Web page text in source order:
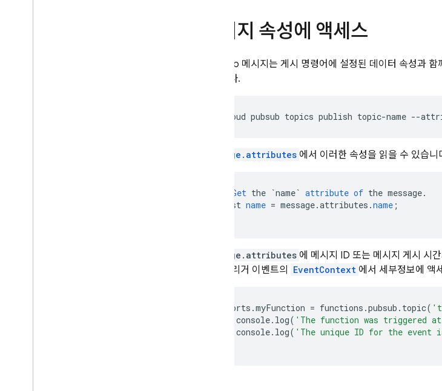
메시지 속성에 액세스
Pub/Sub 메시지는 게시 명령어에 설정된 데이터 속성과 함
있습니다.
Message.attributes 에서 이러한 속성을 읽을 수 있습니
Get the `name` attribute of the message.
const name = message.attributes .name ;
Message.attributes 에 메시지 ID 또는 메시지 게시 시
려면 트리거 이벤트의
EventContext 에서 세부정보에 액
exports .myFunction = functions .pubsub . topic(
console. log( 'The function was triggered
console. log( 'The unique ID for the event